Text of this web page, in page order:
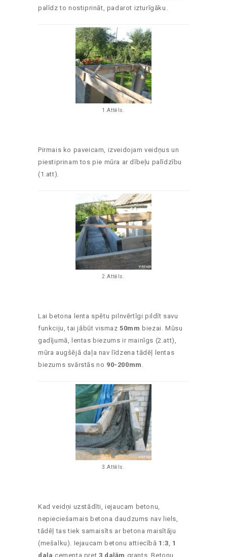
palīdz to nostiprināt, padarot izturīgāku.
1.Attēls.
Pirmais ko paveicam, izveidojam veidņus un
piestiprinam tos pie mūra ar dībeļu palīdzību
(1.att).
2.Attēls.
Lai betona lenta spētu pilnvērtīgi pildīt savu
funkciju, tai jābūt vismaz50mmbiezai. Mūsu
gadījumā, lentas biezums ir mainīgs (2.att),
mūra augšējā daļa nav līdzena tādēļ lentas
biezums svārstās no 90-200mm
3.Attēls.
Kad veidņi uzstādīti, iejaucam betonu,
nepieciešamais betona daudzums nav liels,
tādēļ tas tiek samaisīts ar betona maisītāju
(mešalku). Iejaucam betonu attiecībā 1:3 1
daļa cementa pret 3 daļām grants. Betonu